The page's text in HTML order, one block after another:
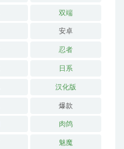
双端
安卓
忍者
日系
汉化版
爆款
肉鸽
魅魔